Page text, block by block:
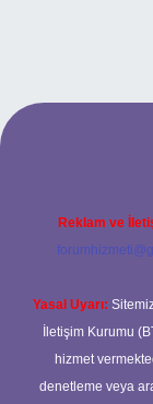
giriş
Reklam ve
Yasal Uyarı:
İletişim Kurumu
hizmet
denetleme veya